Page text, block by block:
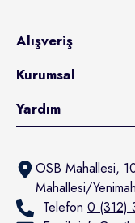
Kuzulu &
Yetişkin Köpek
400 Gr100.00TL
Sepete Ekle
Alışveriş
Kurumsal
Yardım
OSB Mahallesi,
Mahallesi/
Telefon 0 (312)